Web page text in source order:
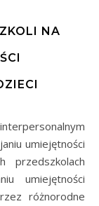
NA
umiejętności
przedszkolach
umiejętności
różnorodne